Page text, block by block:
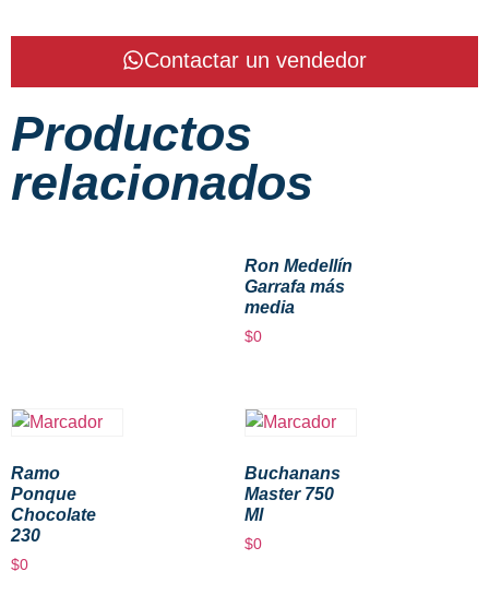
Contactar un vendedor
Productos
relacionados
Ron Medellín
Garrafa más
media
$0
Ramo
Ponque
Chocolate
230
$0
Buchanans
Master 750
Ml
$0